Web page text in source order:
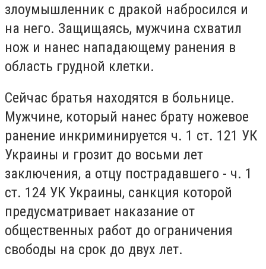
злоумышленник с дракой набросился и
на него. Защищаясь, мужчина схватил
нож и нанес нападающему ранения в
область грудной клетки.
Сейчас братья находятся в больнице.
Мужчине, который нанес брату ножевое
ранение инкриминируется ч. 1 ст. 121 УК
Украины и грозит до восьми лет
заключения, а отцу пострадавшего - ч. 1
ст. 124 УК Украины, санкция которой
предусматривает наказание от
общественных работ до ограничения
свободы на срок до двух лет.